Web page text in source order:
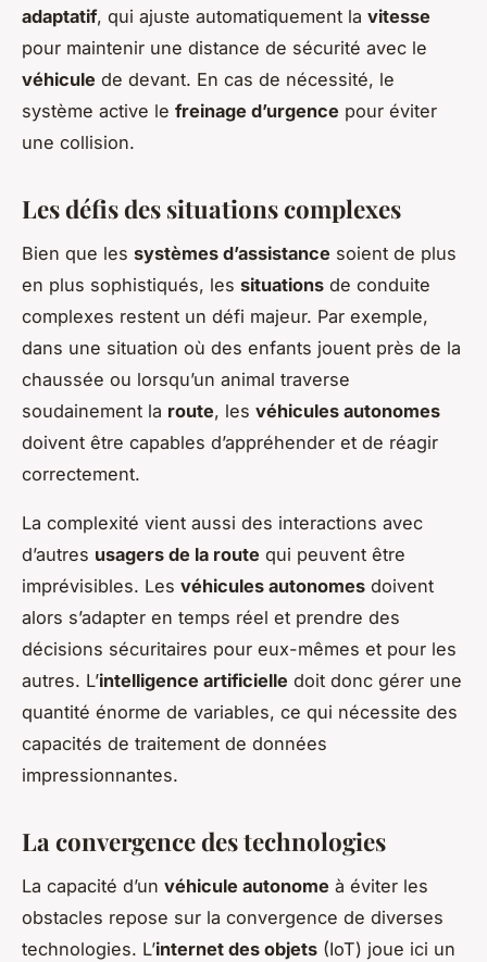
adaptatif, qui ajuste automatiquement la vitesse
pour maintenir une distance de sécurité avec le
véhicule de devant. En cas de nécessité, le
système active le freinage d’urgence pour éviter
une collision.
Les défis des situations complexes
Bien que les systèmes d’assistance soient de plus
en plus sophistiqués, les situations de conduite
complexes restent un défi majeur. Par exemple,
dans une situation où des enfants jouent près de la
chaussée ou lorsqu’un animal traverse
soudainement la route, les véhicules autonomes
doivent être capables d’appréhender et de réagir
correctement.
La complexité vient aussi des interactions avec
d’autres usagers de la route qui peuvent être
imprévisibles. Les véhicules autonomes doivent
alors s’adapter en temps réel et prendre des
décisions sécuritaires pour eux-mêmes et pour les
autres. L’intelligence artificielle doit donc gérer une
quantité énorme de variables, ce qui nécessite des
capacités de traitement de données
impressionnantes.
La convergence des technologies
La capacité d’un véhicule autonome à éviter les
obstacles repose sur la convergence de diverses
technologies. L’internet des objets (IoT) joue ici un